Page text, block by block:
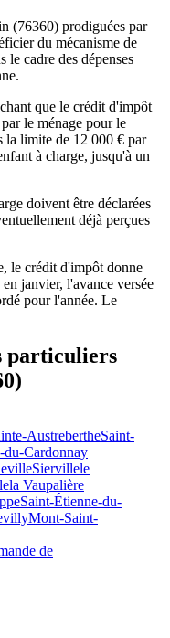
(76360) prodiguées par
du mécanisme de
le cadre des dépenses
que le crédit d'impôt
le ménage pour le
la limite de 12 000 € par
à charge, jusqu'à un
doivent être déclarées
déjà perçues
le crédit d'impôt donne
janvier, l'avance versée
pour l'année. Le
particuliers
AustrebertheSaint-
du-Cardonnay
Siervillele
la Vaupalière
Saint-Étienne-du-
Mont-Saint-
de